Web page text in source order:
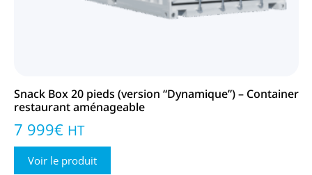
Snack Box 20 pieds (version “Dynamique”) – Container
restaurant aménageable
7 999€ HT
Voir le produit